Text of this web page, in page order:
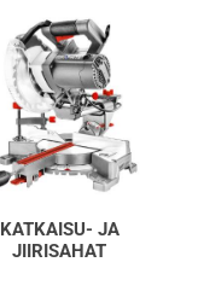
KATKAISU- JA
JIIRISAHAT